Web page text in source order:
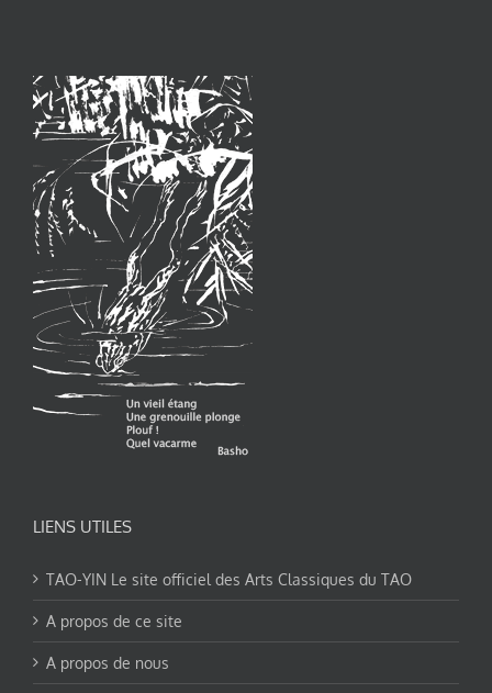
LIENS UTILES
TAO-YIN Le site officiel des Arts Classiques du TAO
A propos de ce site
A propos de nous